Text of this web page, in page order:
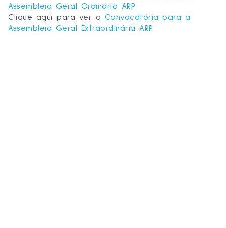
Assembleia Geral Ordinária ARP
Clique aqui para ver a Convocatória para a
Assembleia Geral Extraordinária ARP